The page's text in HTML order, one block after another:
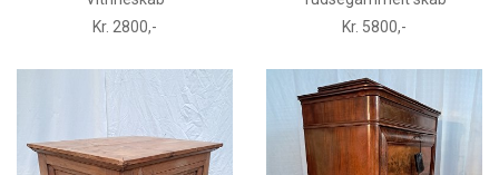
Kr. 2800,-
Kr. 5800,-